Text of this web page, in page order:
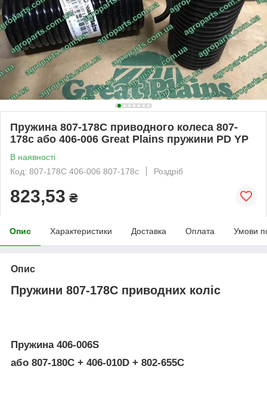
Пружина 807-178C приводного колеса 807-
178с або 406-006 Great Plains пружини PD YP
В наявності
Код: 807-178С 406-006 807-178c
Роздріб
823,53 ₴
Опис Характеристики Доставка Оплата Умови
Опис
Пружини 807-178C приводних коліс
Пружина 406-006S
або 807-180C + 406-010D + 802-655C